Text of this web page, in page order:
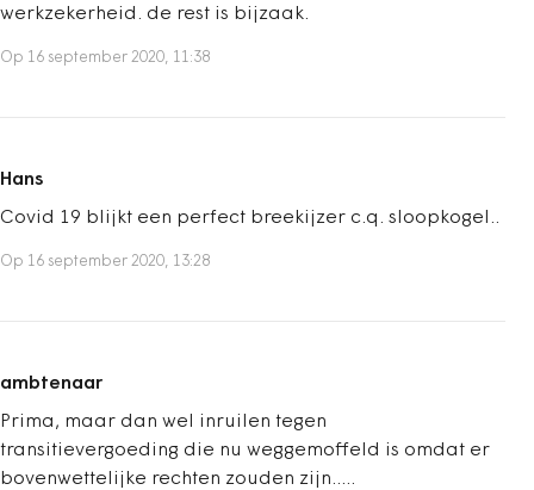
werkzekerheid. de rest is bijzaak.
Op 16 september 2020, 11:38
Hans
Covid 19 blijkt een perfect breekijzer c.q. sloopkogel..
Op 16 september 2020, 13:28
ambtenaar
Prima, maar dan wel inruilen tegen
transitievergoeding die nu weggemoffeld is omdat er
bovenwettelijke rechten zouden zijn.....